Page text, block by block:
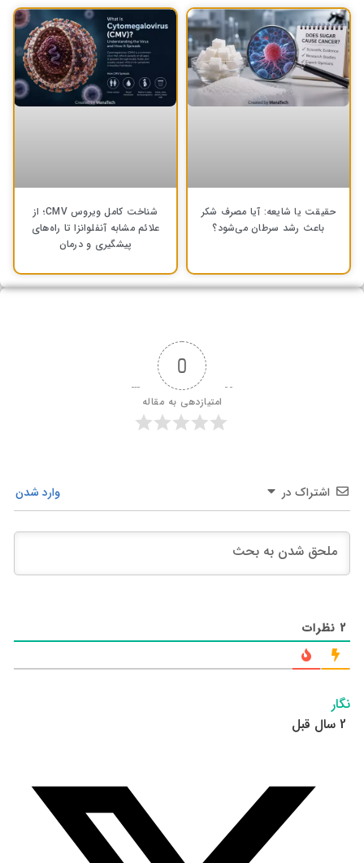
حقیقت یا شایعه: آیا مصرف شکر
باعث رشد سرطان می‌شود؟
شناخت کامل ویروس CMV؛ از
علائم مشابه آنفلوانزا تا راه‌های
پیشگیری و درمان
0
امتیازدهی به مقاله
اشتراک در وارد شدن
2 نظرات
نگار